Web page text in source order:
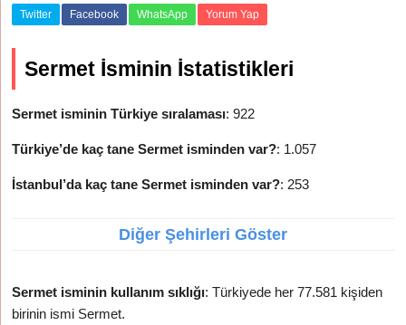
Twitter Facebook WhatsApp Yorum Yap
Sermet İsminin İstatistikleri
Sermet isminin Türkiye sıralaması: 922
Türkiye’de kaç tane Sermet isminden var?: 1.057
İstanbul’da kaç tane Sermet isminden var?: 253
Diğer Şehirleri Göster
Sermet isminin kullanım sıklığı: Türkiyede her 77.581 kişiden
birinin ismi Sermet.